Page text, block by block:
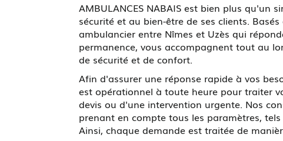
AMBULANCES NABAIS est bien plus
sécurité et au bien-être de ses clients.
ambulancier entre Nîmes et Uzès qui
permanence, vous accompagnent tout au
de sécurité et de confort.
Afin d'assurer une réponse rapide à vos
est opérationnel à toute heure pour traiter
devis ou d'une intervention urgente. Nos
prenant en compte tous les paramètres,
Ainsi, chaque demande est traitée de